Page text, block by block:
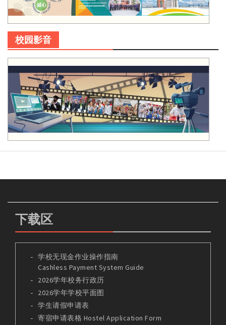
校园影音
下载区
学校无现金作业操作指南
Cashless Payment System Guide
2026学年校务行政历
2026学年学校平面图
学生请假申请表
寄宿申请表格 Hostel Application Form